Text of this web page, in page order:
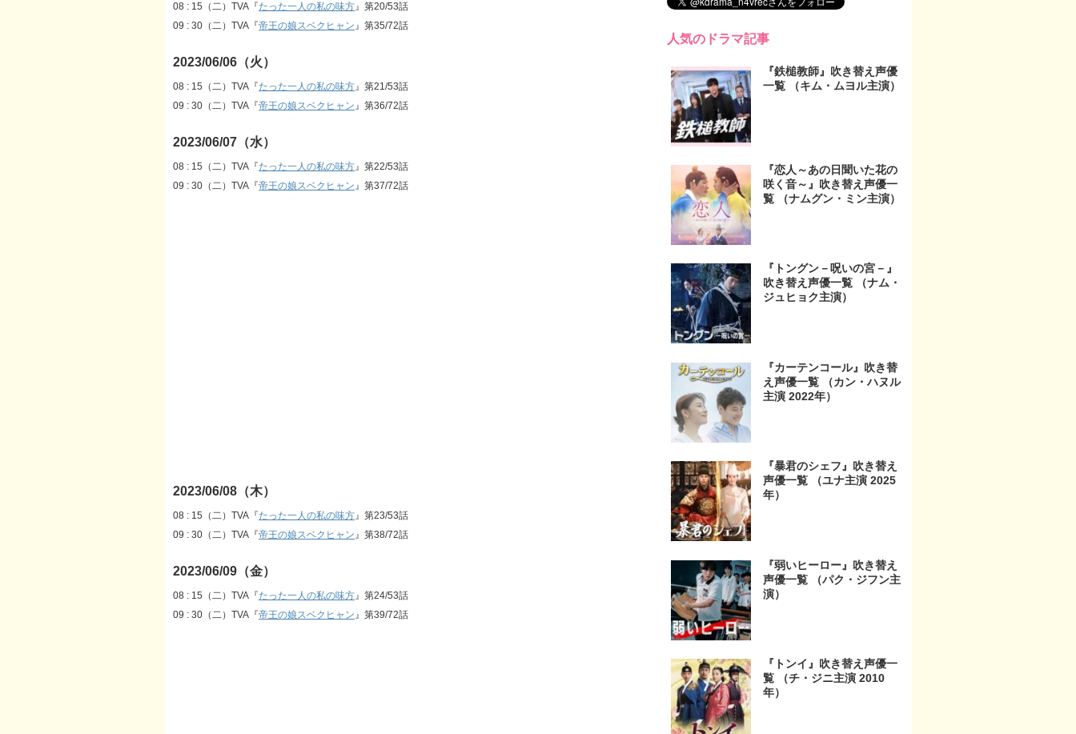
08 : 15（二）TVA『たった一人の私の味方』第20/53話
09 : 30（二）TVA『帝王の娘スベクヒャン』第35/72話
2023/06/06（火）
08 : 15（二）TVA『たった一人の私の味方』第21/53話
09 : 30（二）TVA『帝王の娘スベクヒャン』第36/72話
2023/06/07（水）
08 : 15（二）TVA『たった一人の私の味方』第22/53話
09 : 30（二）TVA『帝王の娘スベクヒャン』第37/72話
2023/06/08（木）
08 : 15（二）TVA『たった一人の私の味方 』第23/53話
09 : 30（二）TVA『帝王の娘スベクヒャン 』第38/72話
2023/06/09（金）
08 : 15（二）TVA『たった一人の私の味方 』第24/53話
09 : 30（二）TVA『帝王の娘スベクヒャン 』第39/72話
人気のドラマ記事
『鉄槌教師』吹き替え声優
一覧 （キム・ムヨル主演）
『恋人～あの日聞いた花の
咲く音～』吹き替え声優一
覧 （ナムグン・ミン主演）
『トングン－呪いの宮－』
吹き替え声優一覧 （ナム・
ジュヒョク主演）
『カーテンコール』吹き替
え声優一覧 （カン・ハヌル
主演 2022年）
『暴君のシェフ』吹き替え
声優一覧 （ユナ主演 2025
年）
『弱いヒーロー』吹き替え
声優一覧 （パク・ジフン主
演）
『トンイ』吹き替え声優一
覧 （チ・ジニ主演 2010
年）